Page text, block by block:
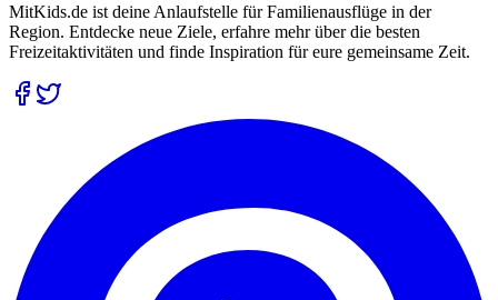
MitKids.de ist deine Anlaufstelle für Familienausflüge in der
Region. Entdecke neue Ziele, erfahre mehr über die besten
Freizeitaktivitäten und finde Inspiration für eure gemeinsame Zeit.